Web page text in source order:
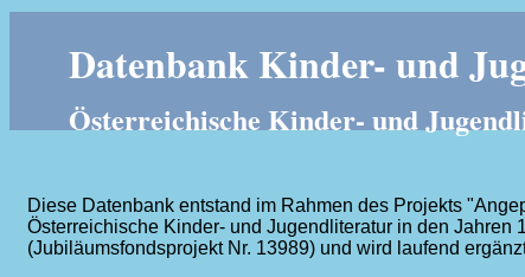
Datenbank Kinder- und
Österreichische Kinder- und
Diese Datenbank entstand im Rahmen des Projekts
Österreichische Kinder- und Jugendliteratur in den
(Jubiläumsfondsprojekt Nr. 13989) und wird laufend